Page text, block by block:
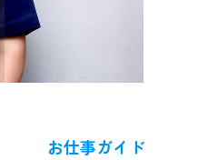
お仕事ガイド